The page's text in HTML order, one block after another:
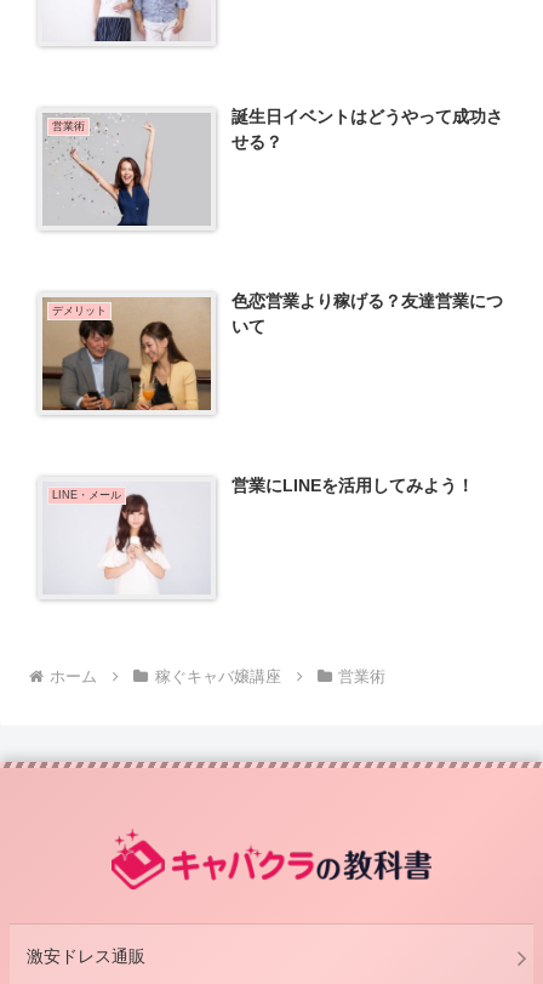
営業術
誕生日イベントはどうやって成功さ
せる？
デメリット
色恋営業より稼げる？友達営業につ
いて
LINE・メール 営業にLINEを活用してみよう！
ホーム 稼ぐキャバ嬢講座 営業術
激安ドレス通販